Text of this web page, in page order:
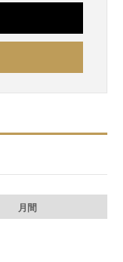
月間